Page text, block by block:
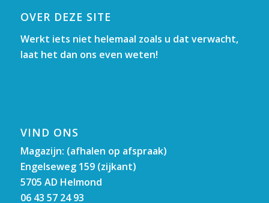
OVER DEZE SITE
Werkt iets niet helemaal zoals u dat verwacht,
laat het dan ons even weten!
VIND ONS
Magazijn: (afhalen op afspraak)
Engelseweg 159 (zijkant)
5705 AD Helmond
06 43 57 24 93